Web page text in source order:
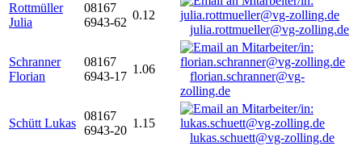
Rottmüller
Julia
08167
6943-62
0.12
julia.rottmueller@vg-zolling.de
Schranner
Florian
08167
6943-17
1.06
florian.schranner@vg-
zolling.de
Schütt Lukas
08167
6943-20
1.15
lukas.schuett@vg-zolling.de